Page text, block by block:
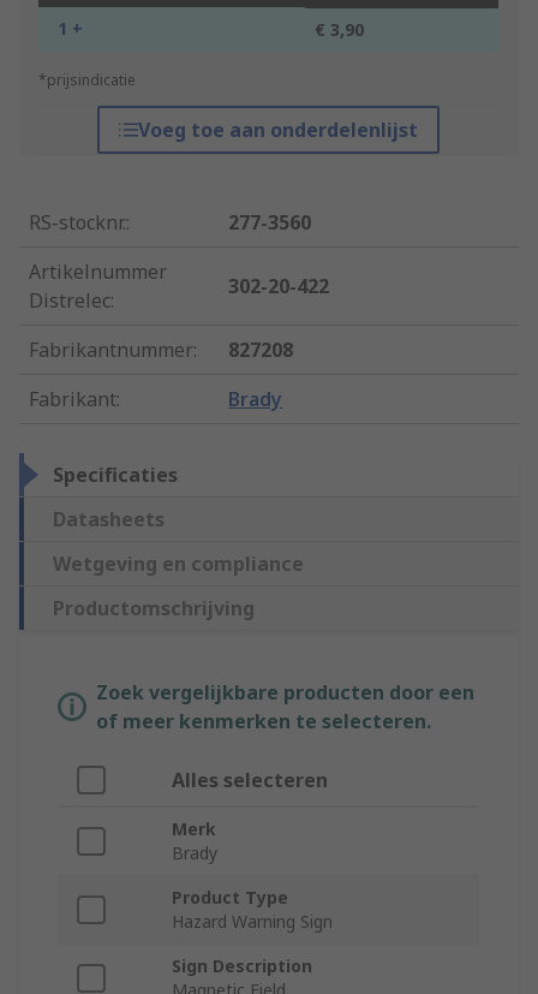
1 + € 3,90
*prijsindicatie
Voeg toe aan onderdelenlijst
RS-stocknr.:
277-3560
Artikelnummer
Distrelec:
302-20-422
Fabrikantnummer:
827208
Fabrikant: Brady
Specificaties
Datasheets
Wetgeving en compliance
Productomschrijving
Zoek vergelijkbare producten door een
of meer kenmerken te selecteren.
Alles selecteren
Merk
Brady
Product Type
Hazard Warning Sign
Sign Description